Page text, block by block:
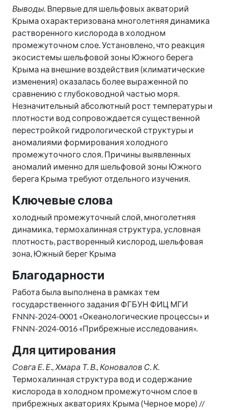
Выводы. Впервые для шельфовых акваторий
Крыма охарактеризована многолетняя динамика
растворенного кислорода в холодном
промежуточном слое. Установлено, что реакция
экосистемы шельфовой зоны Южного берега
Крыма на внешние воздействия (климатические
изменения) оказалась более выраженной по
сравнению с глубоководной частью моря.
Незначительный абсолютный рост температуры и
плотности вод сопровождается существенной
перестройкой гидрологической структуры и
аномалиями формирования холодного
промежуточного слоя. Причины выявленных
аномалий именно для шельфовой зоны Южного
берега Крыма требуют отдельного изучения.
Ключевые слова
холодный промежуточный слой, многолетняя
динамика, термохалинная структура, условная
плотность, растворенный кислород, шельфовая
зона, Южный берег Крыма
Благодарности
Работа была выполнена в рамках тем
государственного задания ФГБУН ФИЦ МГИ
FNNN-2024-0001 «Океанологические процессы» и
FNNN-2024-0016 «Прибрежные исследования».
Для цитирования
Совга Е. Е., Хмара Т. В., Коновалов С. К.
Термохалинная структура вод и содержание
кислорода в холодном промежуточном слое в
прибрежных акваториях Крыма (Черное море) //